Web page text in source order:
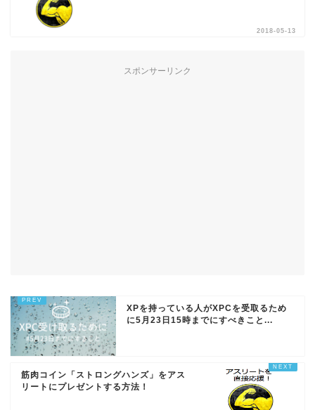
2018-05-13
スポンサーリンク
XPを持っている人がXPCを受取るため
に5月23日15時までにすべきこと...
筋肉コイン「ストロングハンズ」をアス
リートにプレゼントする方法！